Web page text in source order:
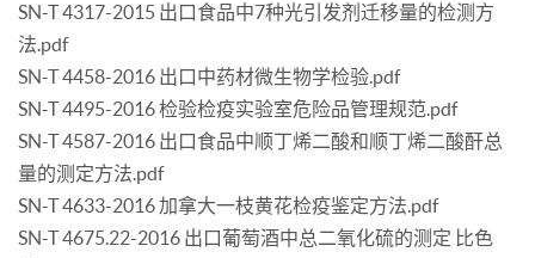
SN-T 4317-2015 出口食品中7种光引发剂迁移量的检测方
法.pdf
SN-T 4458-2016 出口中药材微生物学检验.pdf
SN-T 4495-2016 检验检疫实验室危险品管理规范.pdf
SN-T 4587-2016 出口食品中顺丁烯二酸和顺丁烯二酸酐总
量的测定方法.pdf
SN-T 4633-2016 加拿大一枝黄花检疫鉴定方法.pdf
SN-T 4675.22-2016 出口葡萄酒中总二氧化硫的测定 比色